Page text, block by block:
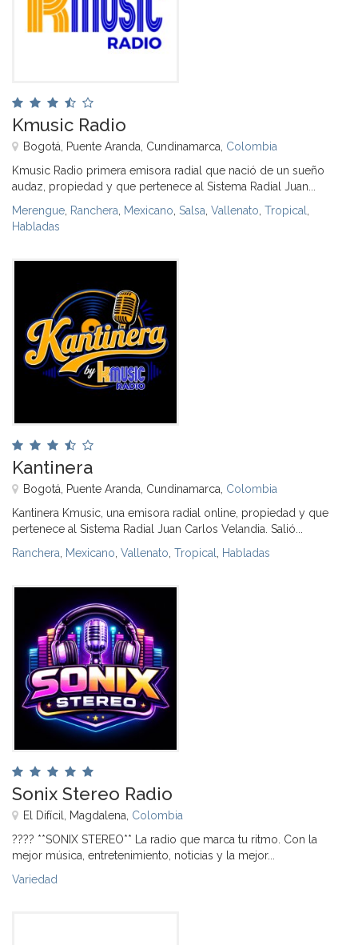
Kmusic Radio
Bogotá, Puente Aranda, Cundinamarca, Colombia
Kmusic Radio primera emisora radial que nació de un sueño
audaz, propiedad y que pertenece al Sistema Radial Juan...
Merengue Ranchera Mexicano Salsa Vallenato Tropical
Habladas
Kantinera
Bogotá, Puente Aranda, Cundinamarca, Colombia
Kantinera Kmusic, una emisora radial online, propiedad y que
pertenece al Sistema Radial Juan Carlos Velandia. Salió...
Ranchera Mexicano Vallenato Tropical Habladas
Sonix Stereo Radio
El Difícil, Magdalena, Colombia
???? **SONIX STEREO** La radio que marca tu ritmo. Con la
mejor música, entretenimiento, noticias y la mejor...
Variedad